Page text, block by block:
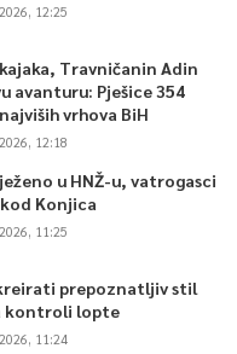
12:25
Travničanin Adin
avanturu: Pješice 354
vrhova BiH
12:18
u HNŽ-u, vatrogasci
Konjica
11:25
prepoznatljiv stil
kontroli lopte
11:24